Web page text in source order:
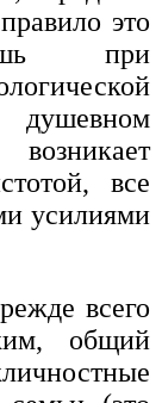
это
при
все
усилиями
всего
общий